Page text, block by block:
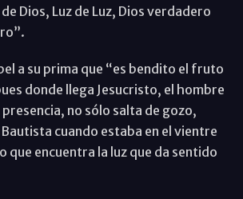
Dios, Luz de Luz, Dios verdadero
a su prima que “es bendito el fruto
donde llega Jesucristo, el hombre
no sólo salta de gozo,
cuando estaba en el vientre
que encuentra la luz que da sentido